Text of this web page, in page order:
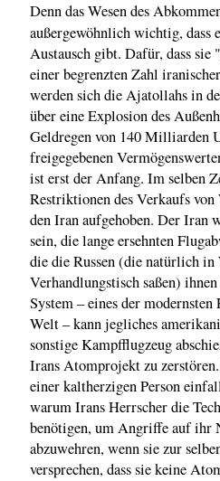
Denn das Wesen des
außergewöhnlich wichtig, dass
Austausch gibt. Dafür, dass
einer begrenzten Zahl
werden sich die Ajatollahs in
über eine Explosion des
Geldregen von 140 Milliarden
freigegebenen
ist erst der Anfang. Im selben
Restriktionen des Verkaufs
den Iran aufgehoben. Der Iran
sein, die lange ersehnten
die die Russen (die natürlich
Verhandlungstisch saßen)
System – eines der
Welt – kann jegliches
sonstige Kampfflugzeug
Irans Atomprojekt zu
einer kaltherzigen Person
warum Irans Herrscher die
benötigen, um Angriffe auf ihr
abzuwehren, wenn sie zur
versprechen, dass sie keine